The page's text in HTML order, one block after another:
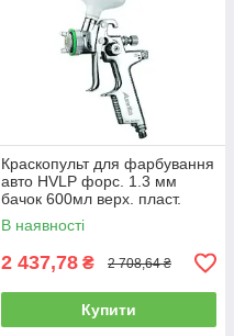
Краскопульт для фарбування
авто HVLP форс. 1.3 мм
бачок 600мл верх. пласт.
AUARITA ST-2000-1.3
В наявності
2 437,78 ₴ 2 708,64 ₴
Купити